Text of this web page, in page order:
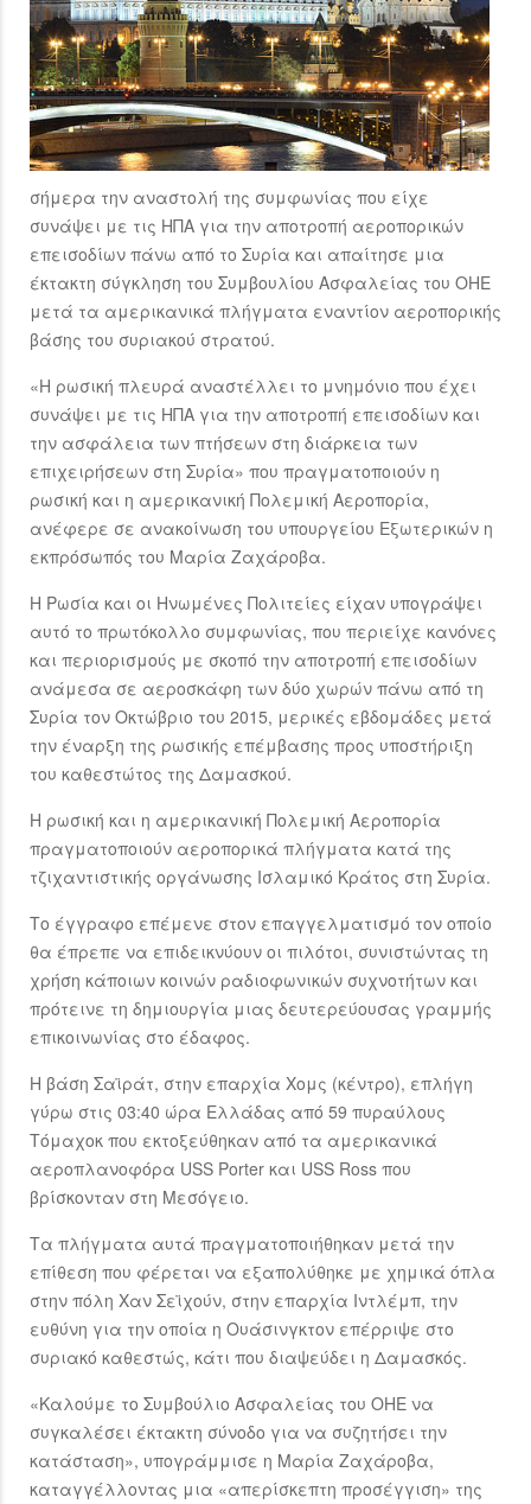
σήμερα την αναστολή της συμφωνίας που είχε
συνάψει με τις ΗΠΑ για την αποτροπή αεροπορικών
επεισοδίων πάνω από το Συρία και απαίτησε μια
έκτακτη σύγκληση του Συμβουλίου Ασφαλείας του ΟΗΕ
μετά τα αμερικανικά πλήγματα εναντίον αεροπορικής
βάσης του συριακού στρατού.
«Η ρωσική πλευρά αναστέλλει το μνημόνιο που έχει
συνάψει με τις ΗΠΑ για την αποτροπή επεισοδίων και
την ασφάλεια των πτήσεων στη διάρκεια των
επιχειρήσεων στη Συρία» που πραγματοποιούν η
ρωσική και η αμερικανική Πολεμική Αεροπορία,
ανέφερε σε ανακοίνωση του υπουργείου Εξωτερικών η
εκπρόσωπός του Μαρία Ζαχάροβα.
Η Ρωσία και οι Ηνωμένες Πολιτείες είχαν υπογράψει
αυτό το πρωτόκολλο συμφωνίας, που περιείχε κανόνες
και περιορισμούς με σκοπό την αποτροπή επεισοδίων
ανάμεσα σε αεροσκάφη των δύο χωρών πάνω από τη
Συρία τον Οκτώβριο του 2015, μερικές εβδομάδες μετά
την έναρξη της ρωσικής επέμβασης προς υποστήριξη
του καθεστώτος της Δαμασκού.
Η ρωσική και η αμερικανική Πολεμική Αεροπορία
πραγματοποιούν αεροπορικά πλήγματα κατά της
τζιχαντιστικής οργάνωσης Ισλαμικό Κράτος στη Συρία.
Το έγγραφο επέμενε στον επαγγελματισμό τον οποίο
θα έπρεπε να επιδεικνύουν οι πιλότοι, συνιστώντας τη
χρήση κάποιων κοινών ραδιοφωνικών συχνοτήτων και
πρότεινε τη δημιουργία μιας δευτερεύουσας γραμμής
επικοινωνίας στο έδαφος.
Η βάση Σαϊράτ, στην επαρχία Χομς (κέντρο), επλήγη
γύρω στις 03:40 ώρα Ελλάδας από 59 πυραύλους
Τόμαχοκ που εκτοξεύθηκαν από τα αμερικανικά
αεροπλανοφόρα USS Porter και USS Ross που
βρίσκονταν στη Μεσόγειο.
Τα πλήγματα αυτά πραγματοποιήθηκαν μετά την
επίθεση που φέρεται να εξαπολύθηκε με χημικά όπλα
στην πόλη Χαν Σεϊχούν, στην επαρχία Ιντλέμπ, την
ευθύνη για την οποία η Ουάσινγκτον επέρριψε στο
συριακό καθεστώς, κάτι που διαψεύδει η Δαμασκός.
«Καλούμε το Συμβούλιο Ασφαλείας του ΟΗΕ να
συγκαλέσει έκτακτη σύνοδο για να συζητήσει την
κατάσταση», υπογράμμισε η Μαρία Ζαχάροβα,
καταγγέλλοντας μια «απερίσκεπτη προσέγγιση» της